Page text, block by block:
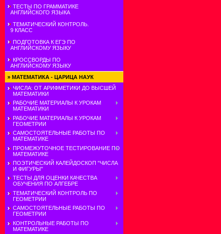
ТЕСТЫ ПО ГРАММАТИКЕ
АНГЛИЙСКОГО ЯЗЫКА
ТЕМАТИЧЕСКИЙ КОНТРОЛЬ.
9 КЛАСС
ПОДГОТОВКА К ЕГЭ ПО
АНГЛИЙСКОМУ ЯЗЫКУ
КРОССВОРДЫ ПО
АНГЛИЙСКОМУ ЯЗЫКУ
» МАТЕМАТИКА - ЦАРИЦА НАУК
ЧИСЛА: ОТ АРИФМЕТИКИ ДО ВЫСШЕЙ
МАТЕМАТИКИ
РАБОЧИЕ МАТЕРИАЛЫ К УРОКАМ
МАТЕМАТИКИ
РАБОЧИЕ МАТЕРИАЛЫ К УРОКАМ
ГЕОМЕТРИИ
САМОСТОЯТЕЛЬНЫЕ РАБОТЫ ПО
МАТЕМАТИКЕ
ПРОМЕЖУТОЧНОЕ ТЕСТИРОВАНИЕ ПО
МАТЕМАТИКЕ
ПОЭТИЧЕСКИЙ КАЛЕЙДОСКОП "ЧИСЛА
И ФИГУРЫ"
ТЕСТЫ ДЛЯ ОЦЕНКИ КАЧЕСТВА
ОБУЧЕНИЯ ПО АЛГЕБРЕ
ТЕМАТИЧЕСКИЙ КОНТРОЛЬ ПО
ГЕОМЕТРИИ
САМОСТОЯТЕЛЬНЫЕ РАБОТЫ ПО
ГЕОМЕТРИИ
КОНТРОЛЬНЫЕ РАБОТЫ ПО
МАТЕМАТИКЕ